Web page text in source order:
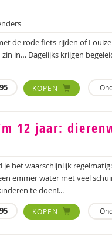
de rode fiets rijden of
in… Dagelijks krijgen
KOPEN
12 jaar:
je het waarschijnlijk
emmer water met veel
te doen!...
KOPEN